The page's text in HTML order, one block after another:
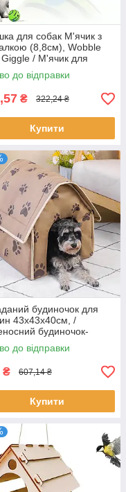
для собак М'ячик з
(8,8см), Wobble
Giggle / М'ячик для
/ М'яч для собак
до відправки
₴ 322,24 ₴
Купити
будиночок для
43х43х40см, /
будиночок-
для домашніх тварин /
для собак
до відправки
₴ 607,14 ₴
Купити